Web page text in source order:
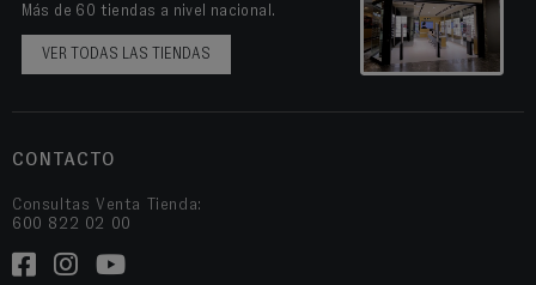
Más de 60 tiendas a nivel nacional.
VER TODAS LAS TIENDAS
CONTACTO
Consultas Venta Tienda:
600 822 02 00